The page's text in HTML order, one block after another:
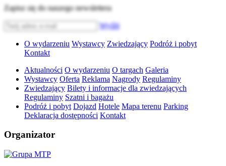
Zapisz się do naszego newslettera
Wyślij
O wydarzeniu Wystawcy Zwiedzający Podróż i pobyt
Kontakt
Aktualności O wydarzeniu O targach Galeria
Wystawcy Oferta Reklama Nagrody Regulaminy
Zwiedzający Bilety i informacje dla zwiedzających
Regulaminy Szatni i bagażu
Podróż i pobyt Dojazd Hotele Mapa terenu Parking
Deklaracja dostępności Kontakt
Organizator